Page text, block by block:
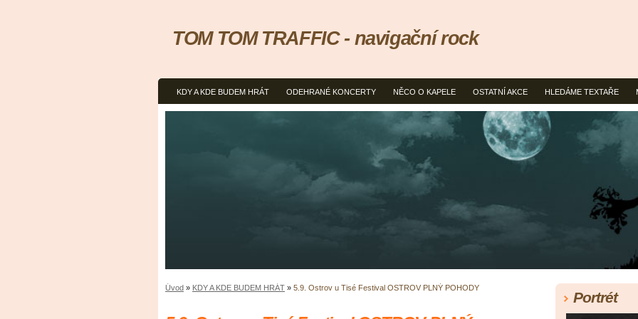
KDY A KDE BUDEM HRÁT ODEHRANÉ KONCERTY NĚCO O KAPELE OSTATNÍ AKCE HLEDÁME TEXTAŘE
TOM TOM TRAFFIC - navigační rock
Úvod » KDY A KDE BUDEM HRÁT » 5.9. Ostrov u Tisé Festival OSTROV PLNÝ POHODY
Portrét